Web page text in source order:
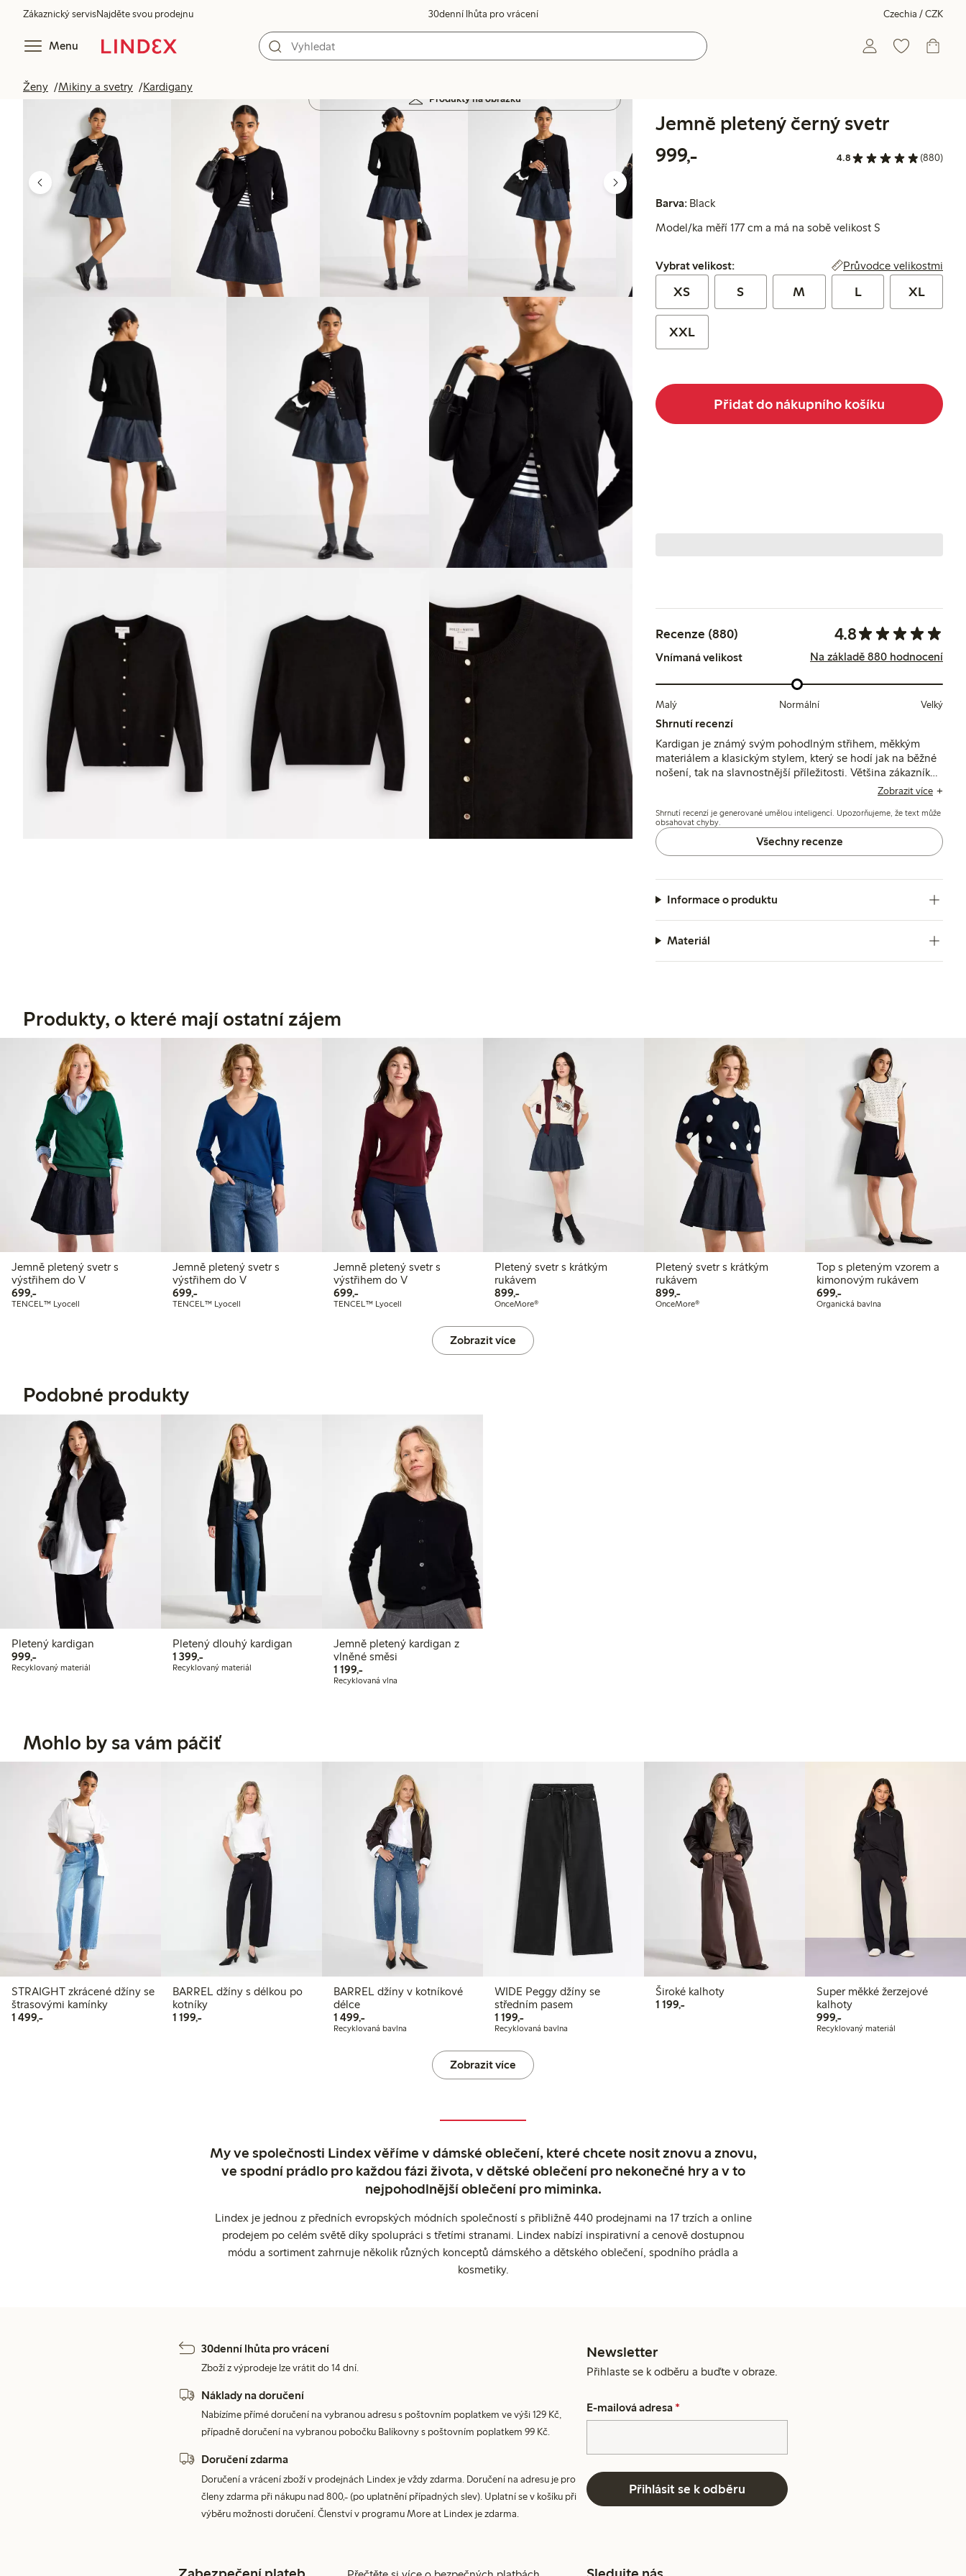
Zákaznický servisNajděte svou prodejnu 30denní lhůta pro vrácení Czechia / CZK
Menu
Ženy Mikiny a svetry Kardigany
Produkty na obrázku
Jemně pletený černý svetr
999,-
4.8 (880)
Barva: Black
Model/ka měří 177 cm a má na sobě velikost S
Vybrat velikost:
Vybrat velikost: Průvodce velikostmi
XS S M L XL
XXL
Přidat do nákupního košíku
Recenze (880) 4.8
Vnímaná velikost Na základě 880 hodnocení
Malý Normální Velký
Shrnutí recenzí
Kardigan je známý svým pohodlným střihem, měkkým
materiálem a klasickým stylem, který se hodí jak na běžné
nošení, tak na slavnostnější příležitosti. Většina zákazníků
považuje velikost za odpovídající, i když někteří
praní dobře udržuje kvalitu i barvu.
Zobrazit více
Shrnutí recenzí je generované umělou inteligencí. Upozorňujeme, že text může
obsahovat chyby.
Všechny recenze
Informace o produktu
Materiál
Produkty, o které mají ostatní zájem
Jemně pletený svetr s
výstřihem do V
699,-699,00 Kč
TENCEL™ Lyocell
Jemně pletený svetr s
výstřihem do V
699,-699,00 Kč
TENCEL™ Lyocell
Jemně pletený svetr s
výstřihem do V
699,-699,00 Kč
TENCEL™ Lyocell
Pletený svetr s krátkým
rukávem
899,-899,00 Kč
OnceMore®
Pletený svetr s krátkým
rukávem
899,-899,00 Kč
OnceMore®
Top s pleteným vzorem a
kimonovým rukávem
699,-699,00 Kč
Organická bavlna
Zobrazit více
Podobné produkty
Pletený kardigan
999,-999,00 Kč
Recyklovaný materiál
Pletený dlouhý kardigan
1 399,-1 399,00 Kč
Recyklovaný materiál
Jemně pletený kardigan z
vlněné směsi
1 199,-1 199,00 Kč
Recyklovaná vlna
Mohlo by sa vám páčiť
STRAIGHT zkrácené džíny se
štrasovými kamínky
1 499,-1 499,00 Kč
BARREL džíny s délkou po
kotníky
1 199,-1 199,00 Kč
BARREL džíny v kotníkové
délce
1 499,-1 499,00 Kč
Recyklovaná bavlna
WIDE Peggy džíny se
středním pasem
1 199,-1 199,00 Kč
Recyklovaná bavlna
Široké kalhoty
1 199,-1 199,00 Kč
Super měkké žerzejové
kalhoty
999,-999,00 Kč
Recyklovaný materiál
Zobrazit více
My ve společnosti Lindex věříme v dámské oblečení, které chcete nosit znovu a znovu,
ve spodní prádlo pro každou fázi života, v dětské oblečení pro nekonečné hry a v to
nejpohodlnější oblečení pro miminka.
Lindex je jednou z předních evropských módních společností s přibližně 440 prodejnami na 17 trzích a online
prodejem po celém světě díky spolupráci s třetími stranami. Lindex nabízí inspirativní a cenově dostupnou
módu a sortiment zahrnuje několik různých konceptů dámského a dětského oblečení, spodního prádla a
kosmetiky.
30denní lhůta pro vrácení
Zboží z výprodeje lze vrátit do 14 dní.
Náklady na doručení
Nabízíme přímé doručení na vybranou adresu s poštovním poplatkem ve výši 129 Kč,
případně doručení na vybranou pobočku Balíkovny s poštovním poplatkem 99 Kč.
Doručení zdarma
Doručení a vrácení zboží v prodejnách Lindex je vždy zdarma. Doručení na adresu je pro
členy zdarma při nákupu nad 800,- (po uplatnění případných slev). Uplatní se v košíku při
výběru možnosti doručení. Členství v programu More at Lindex je zdarma.
Newsletter
Přihlaste se k odběru a buďte v obraze.
E-mailová adresa *
Přihlásit se k odběru